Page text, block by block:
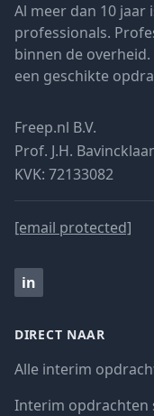
Al meer dan 10 jaar
professionals.
binnen de
een geschikte
Freep.nl B.V.
Prof. J.H.
KVK: 72133082
[email protected]
in
DIRECT NAAR
Alle interim
Interim opdrachten